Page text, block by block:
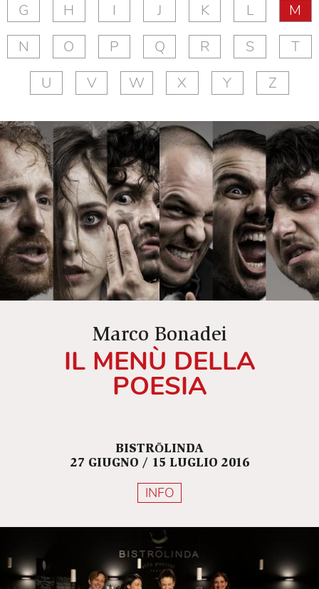
G
H I J K L
M
N
O P Q R S
T
U
V W X Y Z
Marco Bonadei
IL MENÙ DELLA
POESIA
BISTRŌLINDA
27 GIUGNO / 15 LUGLIO 2016
INFO